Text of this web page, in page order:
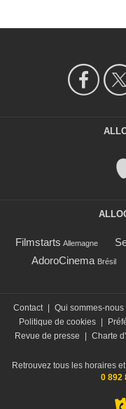
Filmstarts Allemagne
AdoroCinema Brésil
Contact | Qui sommes-nous
Politique de cookies |
Revue de presse
| Charte
Retrouvez tous les horaires
0 892